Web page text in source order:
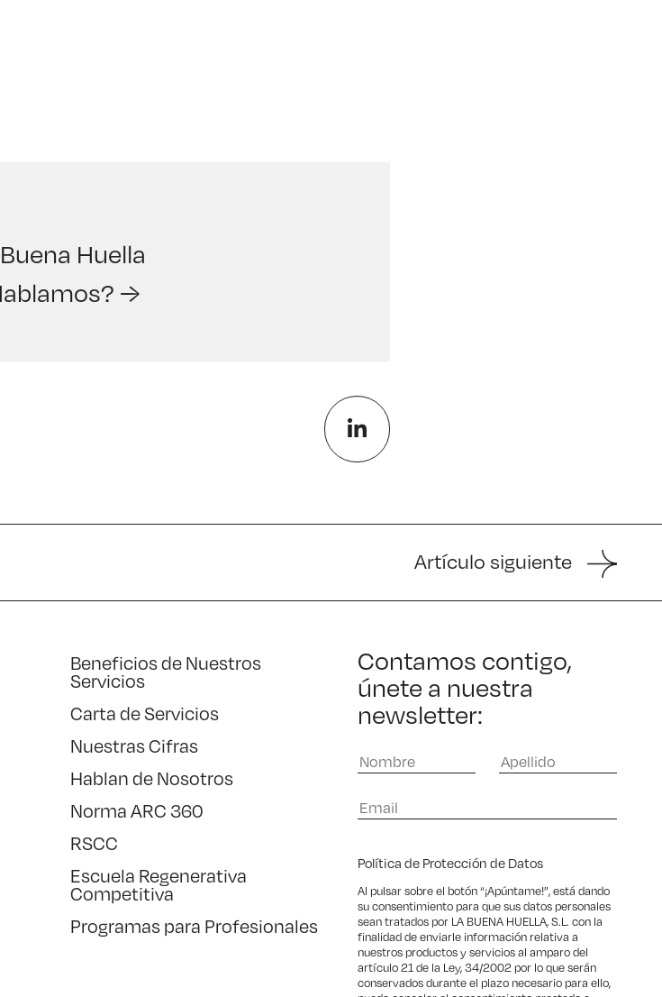
Huella
→
Artículo siguiente
Beneficios de Nuestros
Servicios
Carta de Servicios
Nuestras Cifras
Hablan de Nosotros
Norma ARC 360
RSCC
Escuela Regenerativa
Competitiva
Programas para Profesionales
Contamos contigo,
únete a nuestra
newsletter:
Política de Protección de Datos
Al pulsar sobre el botón “¡Apúntame!”, está dando
su consentimiento para que sus datos personales
sean tratados por LA BUENA HUELLA, S.L. con la
finalidad de enviarle información relativa a
nuestros productos y servicios al amparo del
artículo 21 de la Ley, 34/2002 por lo que serán
conservados durante el plazo necesario para ello,